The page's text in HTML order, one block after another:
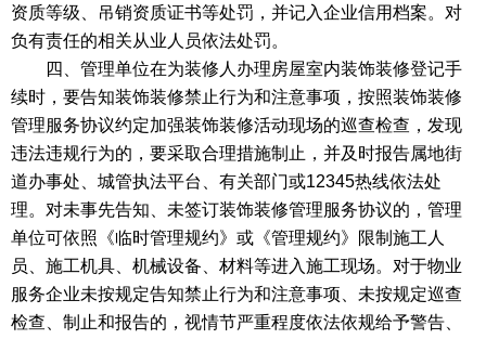
资质等级、吊销资质证书等处罚，并记入企业信用档案。对
负有责任的相关从业人员依法处罚。
四、管理单位在为装修人办理房屋室内装饰装修登记手
续时，要告知装饰装修禁止行为和注意事项，按照装饰装修
管理服务协议约定加强装饰装修活动现场的巡查检查，发现
违法违规行为的，要采取合理措施制止，并及时报告属地街
道办事处、城管执法平台、有关部门或12345热线依法处
理。对未事先告知、未签订装饰装修管理服务协议的，管理
单位可依照《临时管理规约》或《管理规约》限制施工人
员、施工机具、机械设备、材料等进入施工现场。对于物业
服务企业未按规定告知禁止行为和注意事项、未按规定巡查
检查、制止和报告的，视情节严重程度依法依规给予警告、